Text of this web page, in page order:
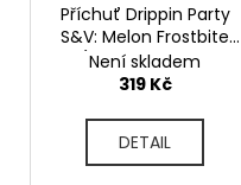
Příchuť Drippin Party
S&V: Melon Frostbite
(Chladivý vodní
meloun s citronem)
nálepka Kolek Q
Není skladem
319 Kč
DETAIL